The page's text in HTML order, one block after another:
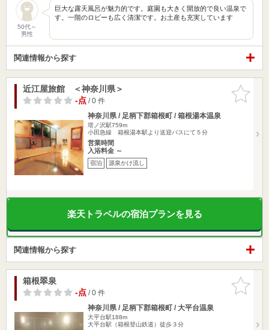
50代～
男性
巨大な露天風呂が魅力的です。庭園も大きく開放的で良い温泉で
す。一階のロビーも広く清潔です。お土産も充実しています
関連情報から探す
お気に入
りに追加
近江屋旅館 ＜神奈川県＞
-点/ 0 件
神奈川県 / 足柄下郡箱根町 / 箱根湯本温泉
塔ノ沢駅759m
小田急線 箱根湯本駅より送迎バスにて５分
営業時間
入浴料金 ～
宿泊 源泉かけ流し
楽天トラベルの宿泊プランを見る
関連情報から探す
お気に入
りに追加
箱根翠泉
-点/ 0 件
神奈川県 / 足柄下郡箱根町 / 大平台温泉
大平台駅188m
大平台駅（箱根登山鉄道）徒歩３分